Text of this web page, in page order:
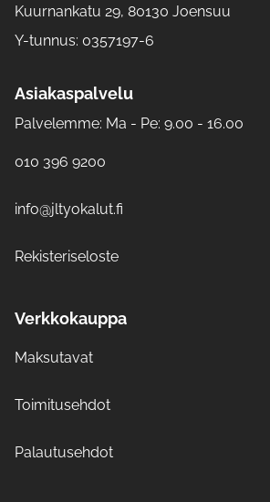
Kuurnankatu 29, 80130 Joensuu
Y-tunnus: 0357197-6
Asiakaspalvelu
Palvelemme: Ma - Pe: 9.00 - 16.00
010 396 9200
info@jltyokalut.fi
Rekisteriseloste
Verkkokauppa
Maksutavat
Toimitusehdot
Palautusehdot